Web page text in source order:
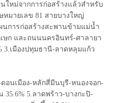
ใหม่จากการก่อสร้างแล้วสำหรับ
หมายเลข 81 สายบางใหญ่
การก่อสร้างสะพานข้ามแม่น้ำ
ษก และถนนนครอินทร์-ศาลายา
3.เมืองปทุมธานี-ลาดหลุมแก้ว
เมือง-หลักสี่มีนบุรี-หนองจอก-
35.6% 5.ลาดพร้าว-บางกะปิ-